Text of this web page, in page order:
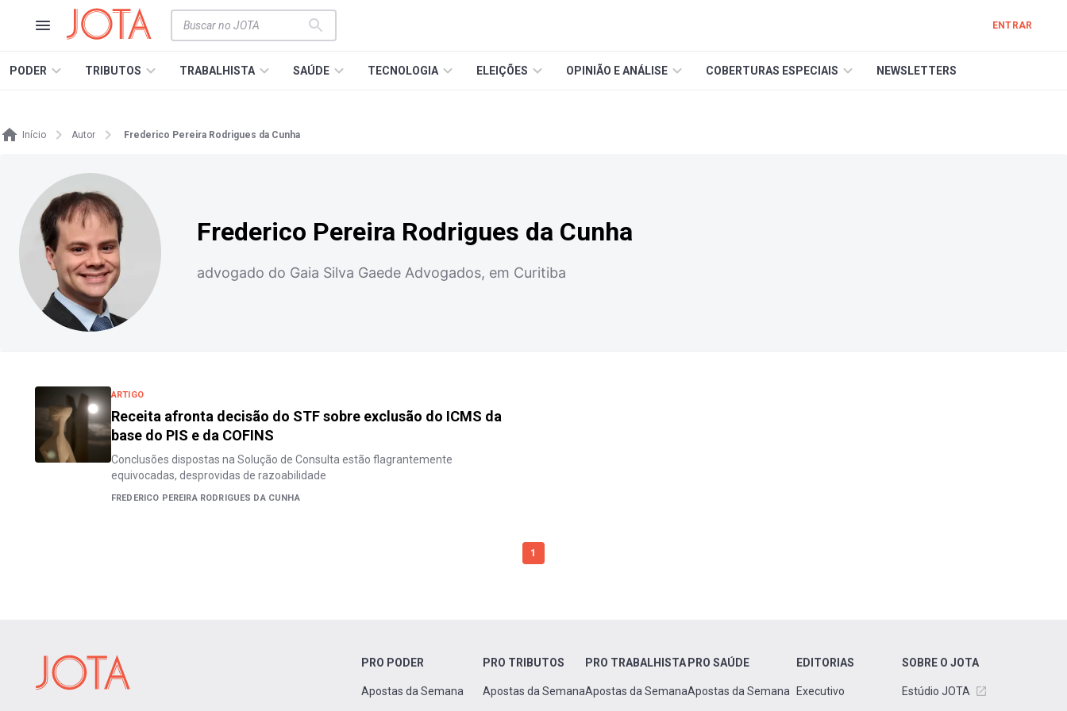
ENTRAR
PODER TRIBUTOS TRABALHISTA SAÚDE TECNOLOGIA ELEIÇÕES OPINIÃO E ANÁLISE COBERTURAS ESPECIAIS NEWSLETTERS
Início Autor Frederico Pereira Rodrigues da Cunha
Frederico Pereira Rodrigues da Cunha
advogado do Gaia Silva Gaede Advogados, em Curitiba
ARTIGO
Receita afronta decisão do STF sobre exclusão do ICMS da
base do PIS e da COFINS
Conclusões dispostas na Solução de Consulta estão flagrantemente
equivocadas, desprovidas de razoabilidade
FREDERICO PEREIRA RODRIGUES DA CUNHA
1
PRO PODER
Apostas da Semana
PRO TRIBUTOS
Apostas da Semana
PRO TRABALHISTA
Apostas da Semana
PRO SAÚDE
Apostas da Semana
EDITORIAS
Executivo
SOBRE O JOTA
Estúdio JOTA